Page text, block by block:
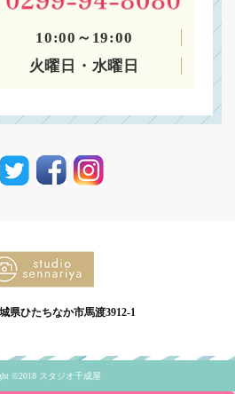
10:00～19:00
火曜日・水曜日
県ひたちなか市馬渡3912-1
©2018 スタジオ千成屋